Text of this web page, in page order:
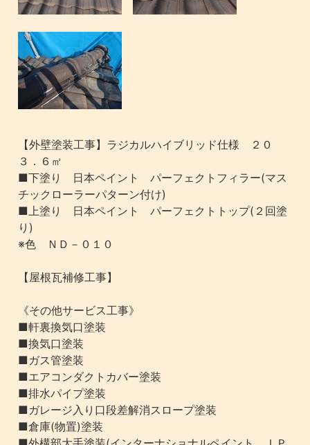
【外壁塗装工事】ラジカルハイブリッド仕様 ２０
３．６㎡
■下塗り 日本ペイント パーフェクトフィラー(マス
チックローラーパターン付け)
■上塗り 日本ペイント パーフェクトトップ(２回塗
り)
※色 ＮＤ－０１０
【屋根瓦補修工事】
《その他サービス工事》
■軒裏換気口塗装
■換気口塗装
■ガス管塗装
■エアコンダクトカバー塗装
■排水パイプ塗装
■ガレージ入り口段差解消スロープ塗装
■倉庫(物置)塗装